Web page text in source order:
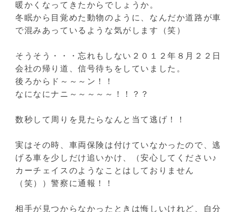
暖かくなってきたからでしょうか。
冬眠から目覚めた動物のように、なんだか道路が車
で混みあっているような気がします（笑）
そうそう・・・忘れもしない２０１２年８月２２日
会社の帰り道、信号待ちをしていました。
後ろからド～～～ン！！
なになにナニ～～～～～！！？？
数秒して周りを見たらなんと当て逃げ！！
実はその時、車両保険は付けていなかったので、逃
げる車を少しだけ追いかけ、（安心してください♪
カーチェイスのようなことはしておりません
（笑））警察に通報！！
相手が見つからなかったときは悔しいけれど、自分